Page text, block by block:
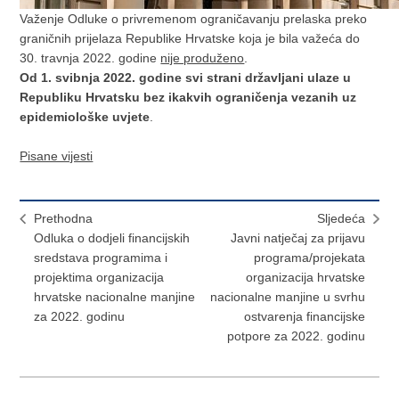
Važenje Odluke o privremenom ograničavanju prelaska preko
graničnih prijelaza Republike Hrvatske koja je bila važeća do
30. travnja 2022. godine nije produženo
Od 1. svibnja 2022. godine svi strani državljani ulaze u
Republiku Hrvatsku bez ikakvih ograničenja vezanih uz
epidemiološke uvjete
Pisane vijesti
Prethodna
Odluka o dodjeli financijskih
sredstava programima i
projektima organizacija
hrvatske nacionalne manjine
za 2022. godinu
Sljedeća
Javni natječaj za prijavu
programa/projekata
organizacija hrvatske
nacionalne manjine u svrhu
ostvarenja financijske
potpore za 2022. godinu